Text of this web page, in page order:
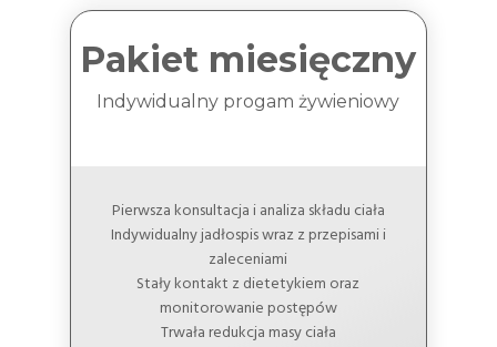
Pakiet miesięczny
Indywidualny progam żywieniowy
Pierwsza konsultacja i analiza składu ciała
Indywidualny jadłospis wraz z przepisami i
zaleceniami
Stały kontakt z dietetykiem oraz
monitorowanie postępów
Trwała redukcja masy ciała